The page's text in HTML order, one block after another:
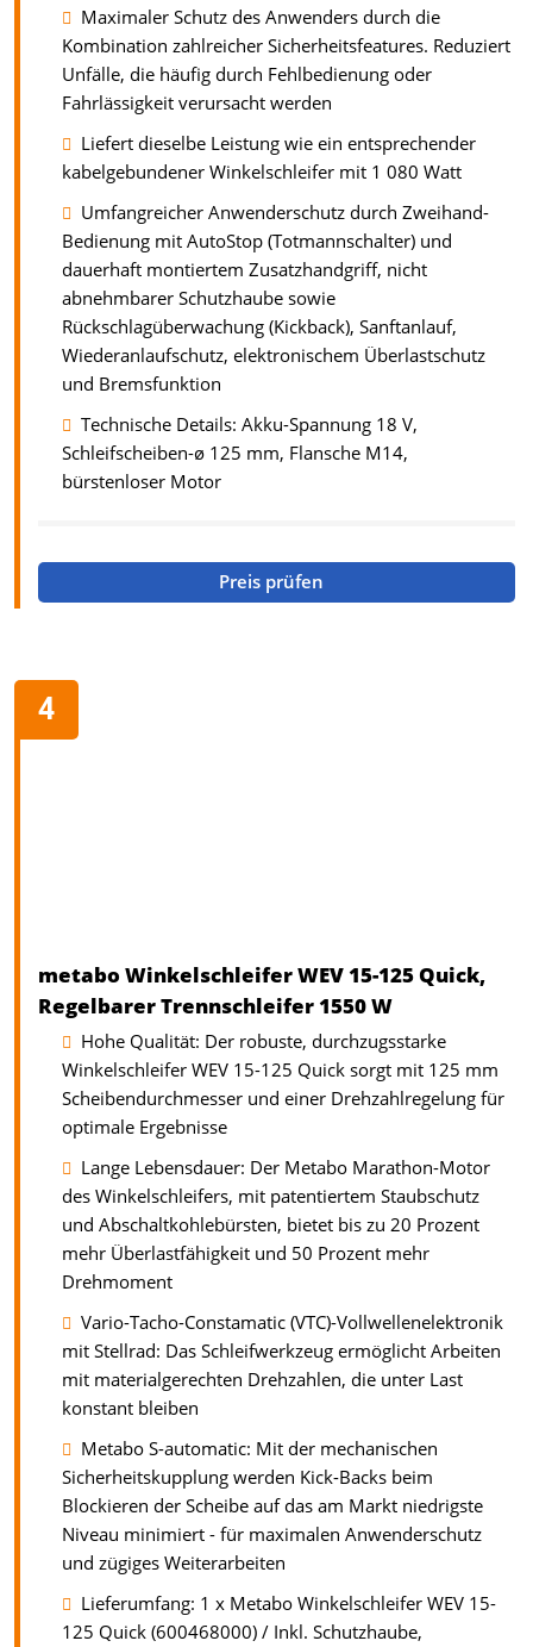
Maximaler Schutz des Anwenders durch die
Kombination zahlreicher Sicherheitsfeatures. Reduziert
Unfälle, die häufig durch Fehlbedienung oder
Fahrlässigkeit verursacht werden
Liefert dieselbe Leistung wie ein entsprechender
kabelgebundener Winkelschleifer mit 1 080 Watt
Umfangreicher Anwenderschutz durch Zweihand-
Bedienung mit AutoStop (Totmannschalter) und
dauerhaft montiertem Zusatzhandgriff, nicht
abnehmbarer Schutzhaube sowie
Rückschlagüberwachung (Kickback), Sanftanlauf,
Wiederanlaufschutz, elektronischem Überlastschutz
und Bremsfunktion
Technische Details: Akku-Spannung 18 V,
Schleifscheiben-ø 125 mm, Flansche M14,
bürstenloser Motor
Preis prüfen
metabo Winkelschleifer WEV 15-125 Quick,
Regelbarer Trennschleifer 1550 W
Hohe Qualität: Der robuste, durchzugsstarke
Winkelschleifer WEV 15-125 Quick sorgt mit 125 mm
Scheibendurchmesser und einer Drehzahlregelung für
optimale Ergebnisse
Lange Lebensdauer: Der Metabo Marathon-Motor
des Winkelschleifers, mit patentiertem Staubschutz
und Abschaltkohlebürsten, bietet bis zu 20 Prozent
mehr Überlastfähigkeit und 50 Prozent mehr
Drehmoment
Vario-Tacho-Constamatic (VTC)-Vollwellenelektronik
mit Stellrad: Das Schleifwerkzeug ermöglicht Arbeiten
mit materialgerechten Drehzahlen, die unter Last
konstant bleiben
Metabo S-automatic: Mit der mechanischen
Sicherheitskupplung werden Kick-Backs beim
Blockieren der Scheibe auf das am Markt niedrigste
Niveau minimiert - für maximalen Anwenderschutz
und zügiges Weiterarbeiten
Lieferumfang: 1 x Metabo Winkelschleifer WEV 15-
125 Quick (600468000) / Inkl. Schutzhaube,